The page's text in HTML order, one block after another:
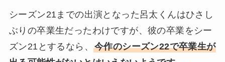
シーズン21までの出演となった呂太くんはひさし
ぶりの卒業生だったわけですが、彼の卒業をシー
ズン21とするなら、 今作のシーズン22で卒業生が